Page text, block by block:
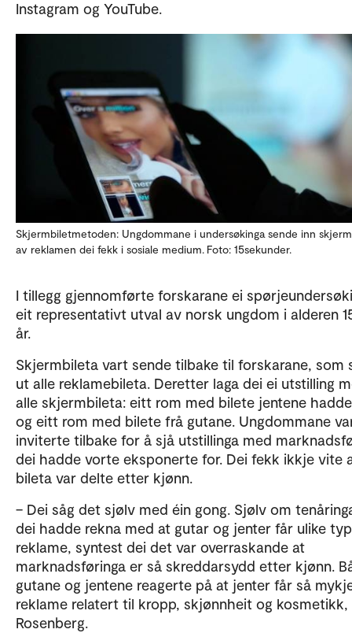
Instagram og YouTube.
Skjermbiletmetoden: Ungdommane i undersøkinga sende inn
av reklamen dei fekk i sosiale medium. Foto: 15sekunder.
I tillegg gjennomførte forskarane ei
eit representativt utval av norsk ungdom i alderen
år.
Skjermbileta vart sende tilbake til forskarane, som
ut alle reklamebileta. Deretter laga dei ei utstilling
alle skjermbileta: eitt rom med bilete jentene
og eitt rom med bilete frå gutane. Ungdommane
inviterte tilbake for å sjå utstillinga med
dei hadde vorte eksponerte for. Dei fekk ikkje vite
bileta var delte etter kjønn.
– Dei såg det sjølv med éin gong. Sjølv om
dei hadde rekna med at gutar og jenter får ulike
reklame, syntest dei det var overraskande at
marknadsføringa er så skreddarsydd etter kjønn.
gutane og jentene reagerte på at jenter får så
reklame relatert til kropp, skjønnheit og
Rosenberg.